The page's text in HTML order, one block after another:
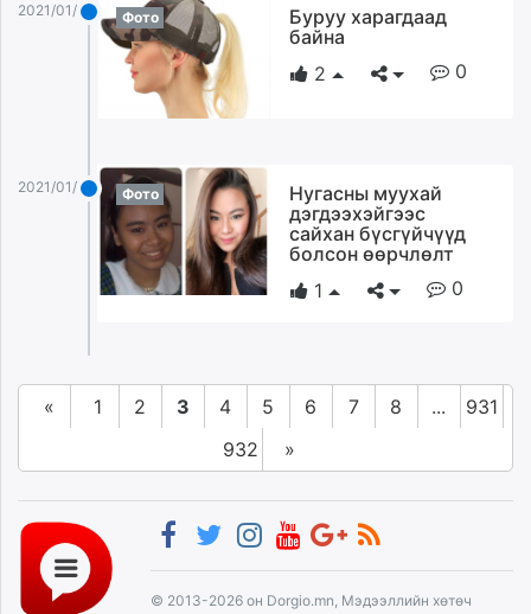
2021/01/18 Фото
Буруу харагдаад
байна
2
0
2021/01/18 Фото
Нугасны муухай
дэгдээхэйгээс
сайхан бүсгүйчүүд
болсон өөрчлөлт
1
0
« 1 2 3 4 5 6 7 8 ...
931
932
»
© 2013-2026 он Dorgio.mn, Мэдээллийн хөтөч